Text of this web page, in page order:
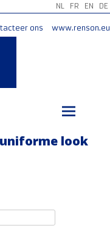
NL FR EN DE
ons www.renson.eu
look